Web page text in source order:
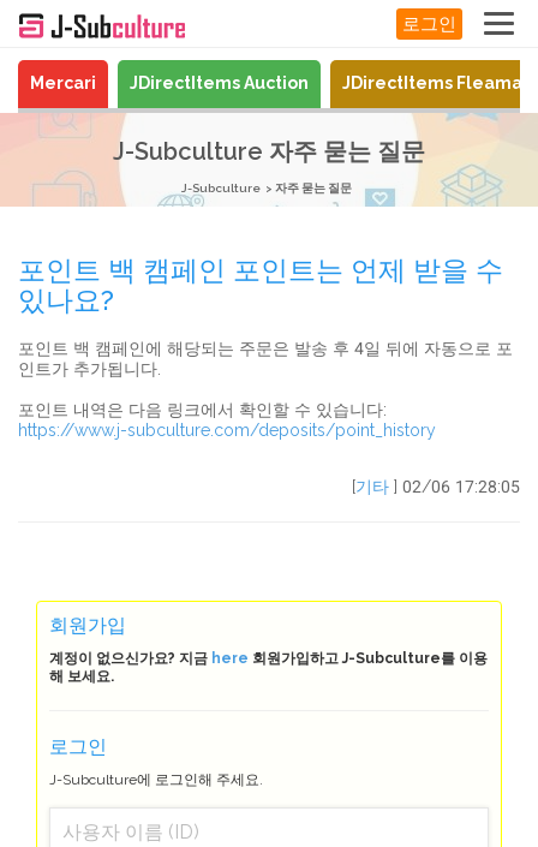
로그인
Mercari JDirectItems Auction JDirectItems
J-Subculture 자주 묻는 질문
J-Subculture 자주 묻는 질문
포인트 백 캠페인 포인트는 언제 받을 수
있나요?
포인트 백 캠페인에 해당되는 주문은 발송 후 4일 뒤에 자동으로 포
인트가 추가됩니다.
포인트 내역은 다음 링크에서 확인할 수 있습니다:
https://www.j-subculture.com/deposits/point_history
[기타 ] 02/06 17:28:05
회원가입
계정이 없으신가요? 지금 here 회원가입하고 J-Subculture를 이용
해 보세요.
로그인
J-Subculture에 로그인해 주세요.